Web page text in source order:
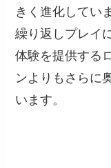
きく進化してい
繰り返しプレイ
体験を提供する
ンよりもさらに
います。